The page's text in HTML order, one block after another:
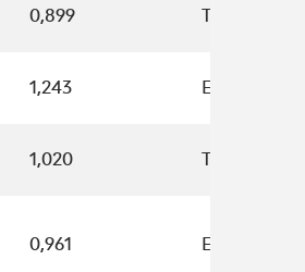
0,899 T0191
1,243 E4724
1,020 T0153
0,961 E6879